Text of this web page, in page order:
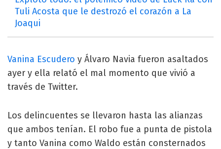
Tuli Acosta que le destrozó el corazón a La
Joaqui
Vanina Escudero y Álvaro Navia fueron asaltados
ayer y ella relató el mal momento que vivió a
través de Twitter.
Los delincuentes se llevaron hasta las alianzas
que ambos tenían. El robo fue a punta de pistola
y tanto Vanina como Waldo están consternados